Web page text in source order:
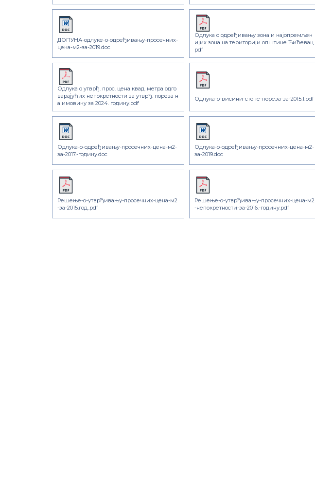
ДОПУНА-одлуке-о-одређивању-просечних-
цена-м2-за-2019.doc
Одлука о одређивању зона и најопремљен
ијих зона на територији општине Ћићевац.
pdf
Одлука о утврђ. прос. цена квад. метра одго
варајућих непокретности за утврђ. пореза н
а имовину за 2024. годину.pdf
Одлука-о-висини-стопе-пореза-за-2015.1.pdf
Одлука-о-одређивању-просечних-цена-м2-
за-2017.-годину.doc
Одлука-о-одређивању-просечних-цена-м2-
за-2019.doc
Решење-о-утврђивању-просечних-цена-м2
-за-2015.год..pdf
Решење-о-утврђивању-просечних-цена-м2
-непокретности-за-2016.-годину.pdf